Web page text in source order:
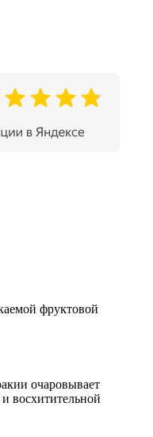
фруктовой
очаровывает
восхитительной